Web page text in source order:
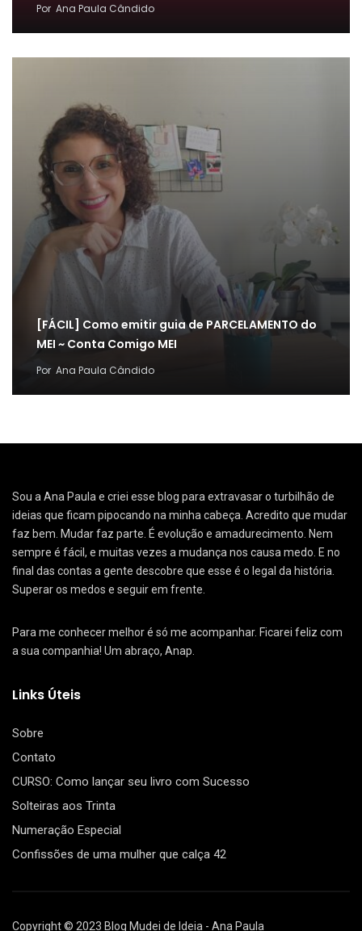
Por Ana Paula Cândido
[FÁCIL] Como emitir guia de PARCELAMENTO do
MEI ~ Conta Comigo MEI
Por Ana Paula Cândido
Sou a Ana Paula e criei esse blog para extravasar o turbilhão de
ideias que ficam pipocando na minha cabeça. Acredito que mudar
faz bem. Mudar faz parte. É evolução e amadurecimento. Nem
sempre é fácil, e muitas vezes a mudança nos causa medo. E no
final das contas a gente descobre que esse é o legal da história.
Superar os medos e seguir em frente.
Para me conhecer melhor é só me acompanhar. Ficarei feliz com
a sua companhia! Um abraço, Anap.
Links Úteis
Sobre
Contato
CURSO: Como lançar seu livro com Sucesso
Solteiras aos Trinta
Numeração Especial
Confissões de uma mulher que calça 42
Copyright © 2023 Blog Mudei de Ideia - Ana Paula